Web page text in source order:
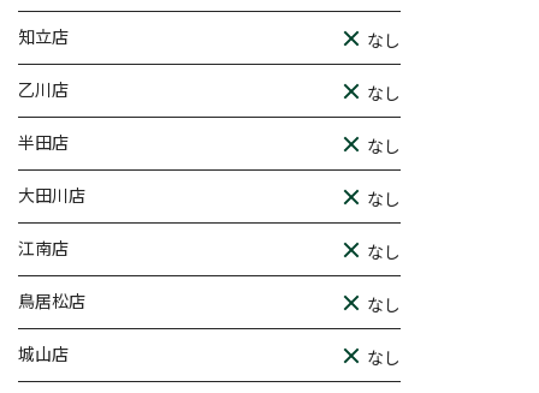
知立店 なし
乙川店 なし
半田店 なし
大田川店 なし
江南店 なし
鳥居松店 なし
城山店 なし